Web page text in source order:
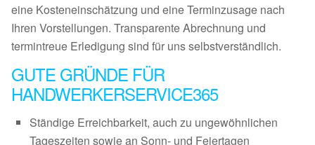
eine Kosteneinschätzung und eine Terminzusage nach
Ihren Vorstellungen. Transparente Abrechnung und
termintreue Erledigung sind für uns selbstverständlich.
GUTE GRÜNDE FÜR
HANDWERKERSERVICE365
Ständige Erreichbarkeit, auch zu ungewöhnlichen
Tageszeiten sowie an Sonn- und Feiertagen